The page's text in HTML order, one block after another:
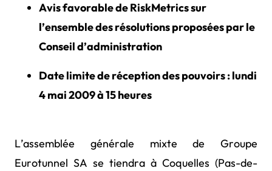
Avis favorable de RiskMetrics sur
l’ensemble des résolutions proposées par le
Conseil d’administration
Date limite de réception des pouvoirs : lundi
4 mai 2009 à 15 heures
L’assemblée générale mixte de Groupe
Eurotunnel SA se tiendra à Coquelles (Pas-de-